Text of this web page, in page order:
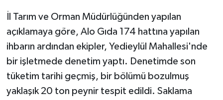
İl Tarım ve Orman Müdürlüğünden yapılan
açıklamaya göre, Alo Gıda 174 hattına yapılan
ihbarın ardından ekipler, Yedieylül Mahallesi'nde
bir işletmede denetim yaptı. Denetimde son
tüketim tarihi geçmiş, bir bölümü bozulmuş
yaklaşık 20 ton peynir tespit edildi. Saklama